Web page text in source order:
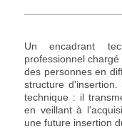
Un encadrant
professionnel
des personnes en
structure
technique : il
en veillant à
une future insertion